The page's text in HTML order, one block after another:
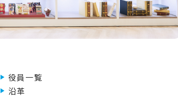
役員一覧
沿革